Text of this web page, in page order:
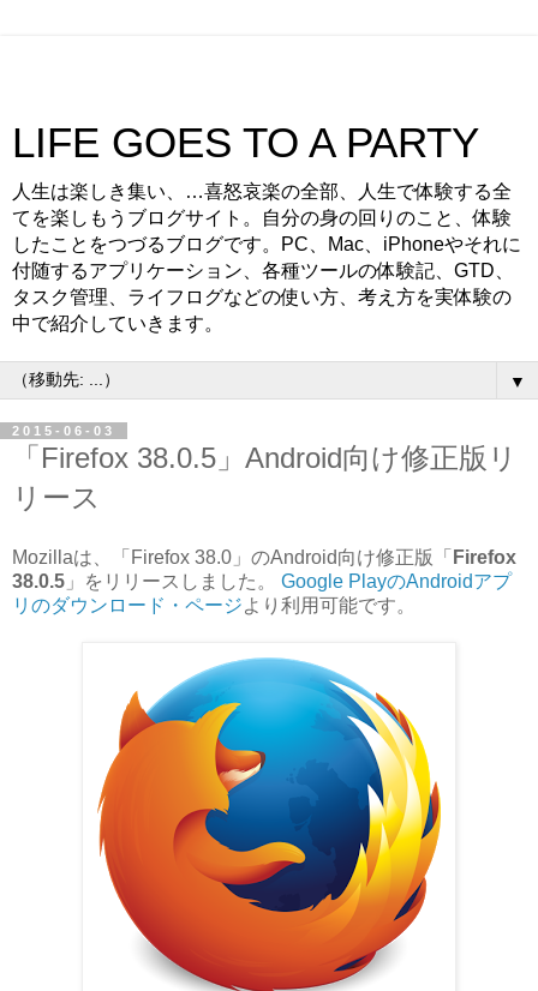
LIFE GOES TO A PARTY
人生は楽しき集い、…喜怒哀楽の全部、人生で体験する全
てを楽しもうブログサイト。自分の身の回りのこと、体験
したことをつづるブログです。PC、Mac、iPhoneやそれに
付随するアプリケーション、各種ツールの体験記、GTD、
タスク管理、ライフログなどの使い方、考え方を実体験の
中で紹介していきます。
▼
2015-06-03
「Firefox 38.0.5」Android向け修正版リ
リース
Mozillaは、「Firefox 38.0」のAndroid向け修正版「 Firefox
38.0.5 」をリリースしました。 Google PlayのAndroidアプ
リのダウンロード・ページより利用可能です。